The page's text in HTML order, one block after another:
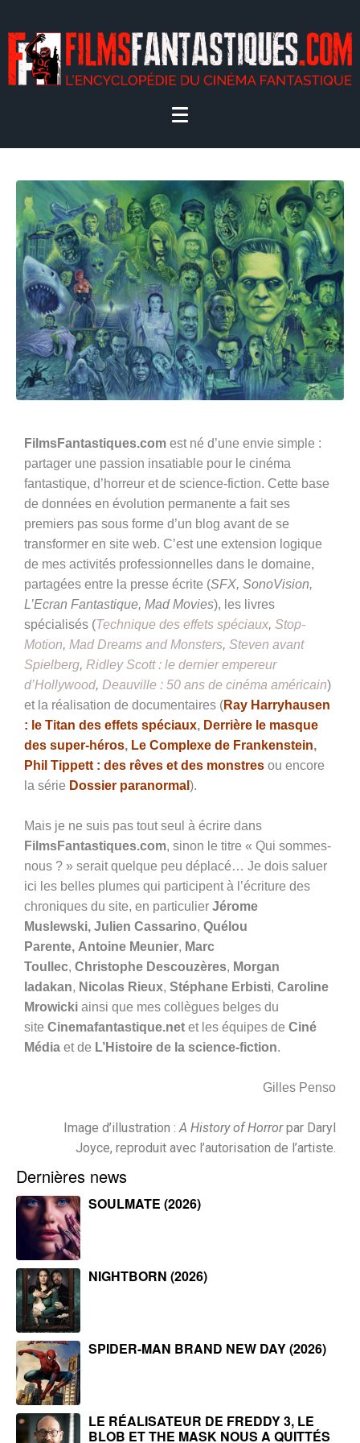
FilmsFantastiques.com est né d’une envie simple :
partager une passion insatiable pour le cinéma
fantastique, d’horreur et de science-fiction. Cette base
de données en évolution permanente a fait ses
premiers pas sous forme d’un blog avant de se
transformer en site web. C’est une extension logique
de mes activités professionnelles dans le domaine,
partagées entre la presse écrite (SFX, SonoVision,
L’Ecran Fantastique, Mad Movies), les livres
spécialisés (Technique des effets spéciaux, Stop-
Motion, Mad Dreams and Monsters, Steven avant
Spielberg, Ridley Scott : le dernier empereur
d’Hollywood, Deauville : 50 ans de cinéma américain)
et la réalisation de documentaires (Ray Harryhausen
: le Titan des effets spéciaux, Derrière le masque
des super-héros, Le Complexe de Frankenstein,
Phil Tippett : des rêves et des monstres ou encore
la série Dossier paranormal ).
Mais je ne suis pas tout seul à écrire dans
FilmsFantastiques.com, sinon le titre « Qui sommes-
nous ? » serait quelque peu déplacé… Je dois saluer
ici les belles plumes qui participent à l’écriture des
chroniques du site, en particulier Jérome
Muslewski, Julien Cassarino, Quélou
Parente, Antoine Meunier, Marc
Toullec, Christophe Descouzères, Morgan
Iadakan, Nicolas Rieux, Stéphane Erbisti, Caroline
Mrowicki ainsi que mes collègues belges du
site Cinemafantastique.net et les équipes de Ciné
Média et de L’Histoire de la science-fiction.
Gilles Penso
Image d’illustration :A History of Horrorpar Daryl
Joyce, reproduit avec l’autorisation de l’artiste.
Dernières news
SOULMATE (2026)
NIGHTBORN (2026)
SPIDER-MAN BRAND NEW DAY (2026)
LE RÉALISATEUR DE FREDDY 3, LE
BLOB ET THE MASK NOUS A QUITTÉS